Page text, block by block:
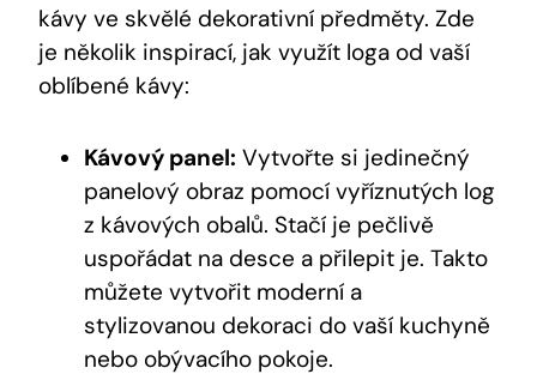
kávy ve skvělé dekorativní předměty. Zde
je několik inspirací, jak využít loga od vaší
oblíbené kávy:
Kávový panel: Vytvořte si jedinečný
panelový obraz pomocí vyříznutých log
z kávových obalů. Stačí je pečlivě
uspořádat na desce a přilepit je. Takto
můžete vytvořit moderní a
stylizovanou dekoraci do vaší kuchyně
nebo obývacího pokoje.